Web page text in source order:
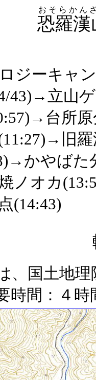
恐羅漢
おそらかん
ジーキャ
43)→立山
台所
旧
かやば
ノオカ
(14:43)
、国土地理
間：４時